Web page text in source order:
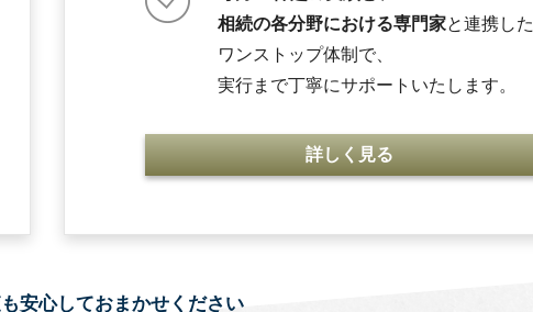
相続の各分野における専門家と連携した
ワンストップ体制で、
実行まで丁寧にサポートいたします。
詳しく見る
安心しておまかせください